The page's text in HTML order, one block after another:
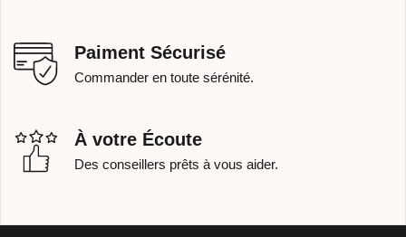
Paiment Sécurisé
Commander en toute sérénité.
À votre Écoute
Des conseillers prêts à vous aider.